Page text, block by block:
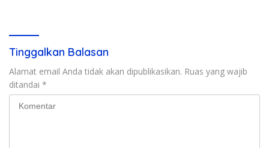
Tinggalkan Balasan
Alamat email Anda tidak akan dipublikasikan. Ruas yang wajib
ditandai *